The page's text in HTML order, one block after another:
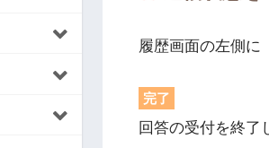
履歴画面の左側に
完了
回答の受付を終了